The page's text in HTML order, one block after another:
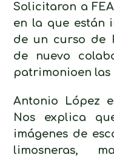
Solicitaron a
en la que están
de un curso de
de nuevo
patrimonioen las
Antonio López
Nos explica
imágenes de
limosneras,